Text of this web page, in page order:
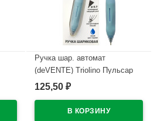
Ручка шар. автомат
(deVENTE) Triolino Пульсар
(Pulsar) н/
арт.5070610 (Ст12)
125,50 ₽